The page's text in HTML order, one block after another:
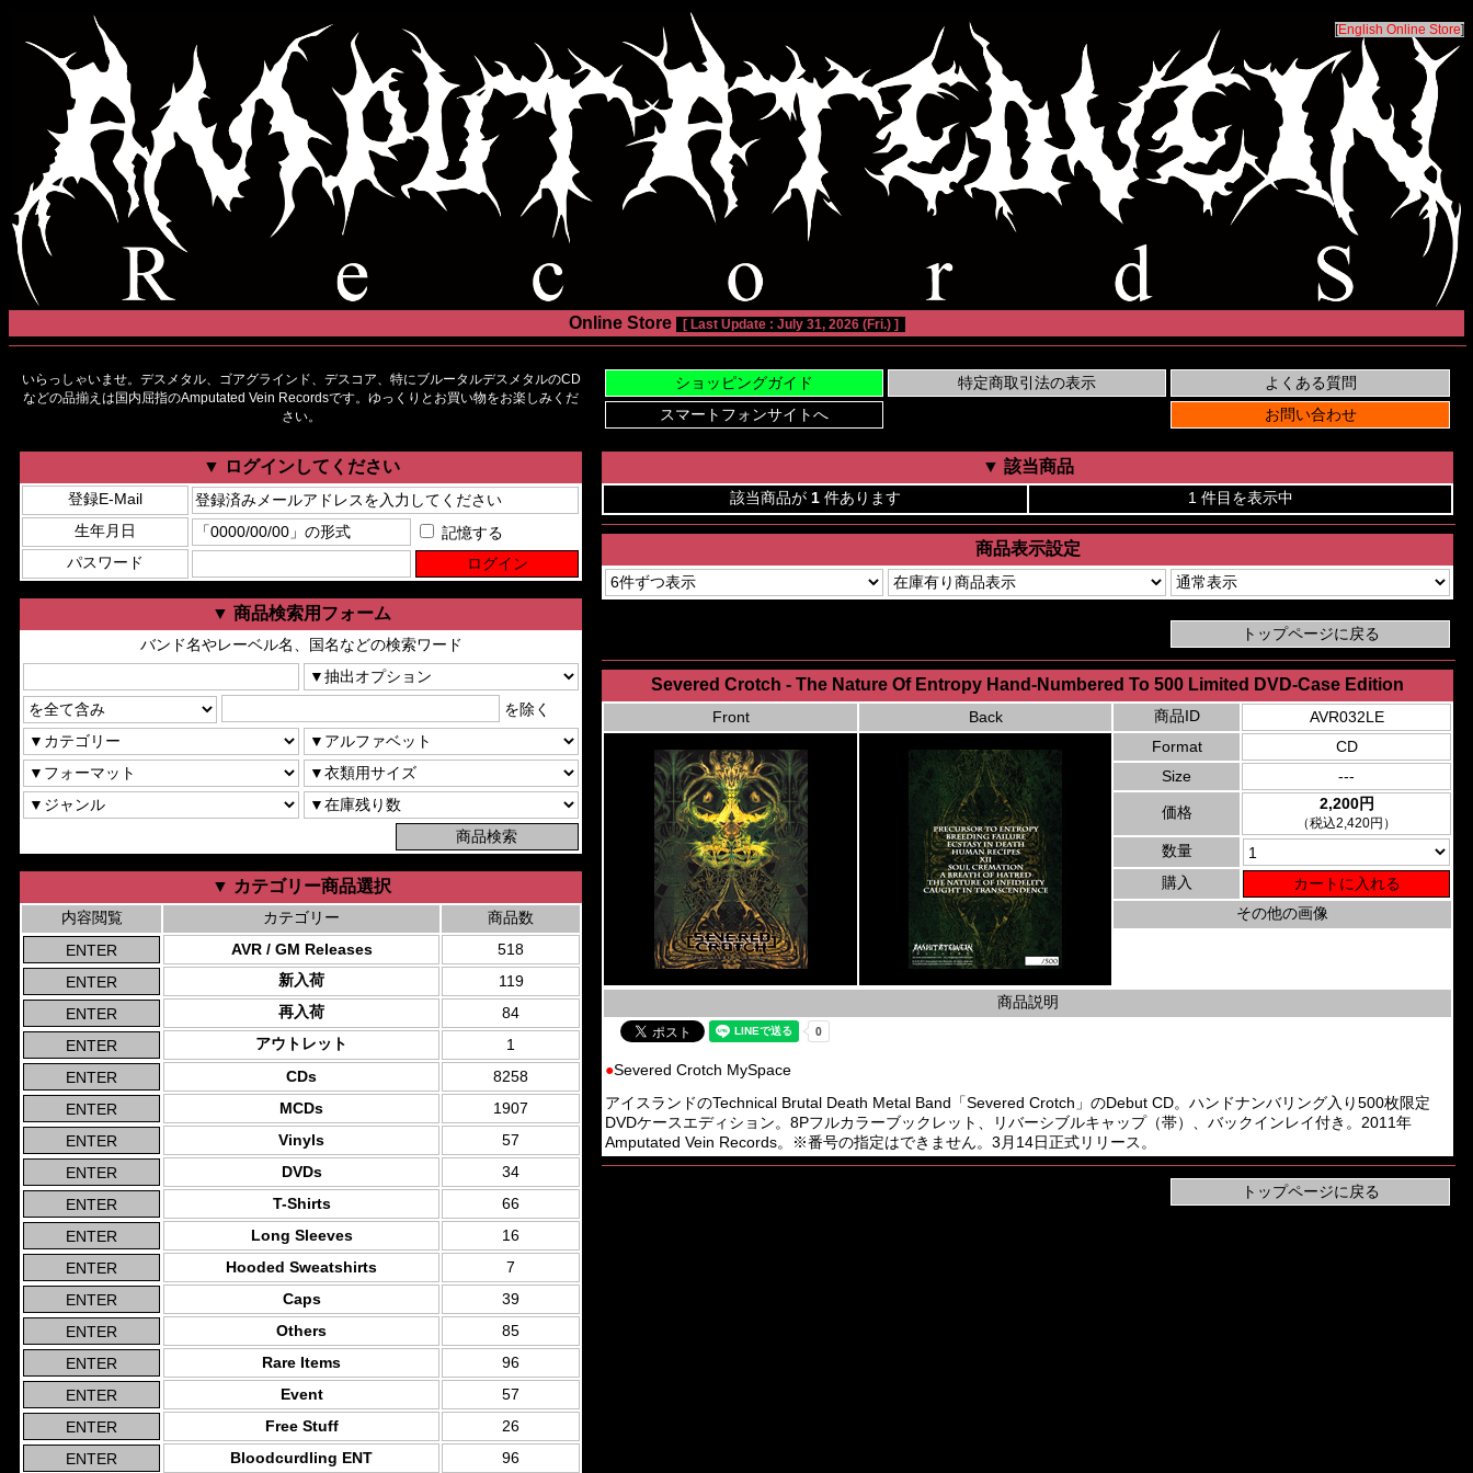
[English Online Store]
Online Store [ Last Update : July 31, 2026 (Fri.) ]
いらっしゃいませ。デスメタル、ゴアグラインド、デスコア、特にブルータルデスメタルのCD
などの品揃えは国内屈指のAmputated Vein Recordsです。ゆっくりとお買い物をお楽しみくだ
さい。
▼ ログインしてください
登録E-Mail
生年月日
記憶する
パスワード
▼ 商品検索用フォーム
バンド名やレーベル名、国名などの検索ワード
を除く
▼ カテゴリー商品選択
内容閲覧 カテゴリー
商品数
AVR / GM Releases
518
新入荷
119
再入荷
84
アウトレット
1
CDs
8258
MCDs
1907
Vinyls
57
DVDs
34
T-Shirts
66
Long Sleeves
16
Hooded Sweatshirts
7
Caps
39
Others
85
Rare Items
96
Event
57
Free Stuff
26
Bloodcurdling ENT
96
▼ 該当商品
該当商品が 1 件あります 1 件目を表示中
商品表示設定
Severed Crotch - The Nature Of Entropy Hand-Numbered To 500 Limited DVD-Case Edition
Front Back 商品ID
AVR032LE
Format
CD
Size
---
価格 2,200円
（税込2,420円）
数量
購入
その他の画像
商品説明
●Severed Crotch MySpace
アイスランドのTechnical Brutal Death Metal Band「Severed Crotch」のDebut CD。ハンドナンバリング入り500枚限定
DVDケースエディション。8Pフルカラーブックレット、リバーシブルキャップ（帯）、バックインレイ付き。2011年
Amputated Vein Records。※番号の指定はできません。3月14日正式リリース。